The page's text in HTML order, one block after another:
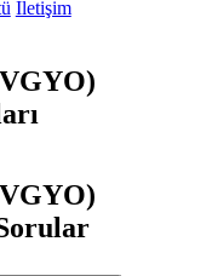
İletişim